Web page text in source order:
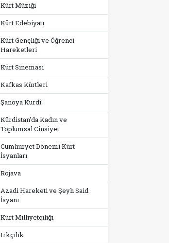
Kürt Müziği
Kürt Edebiyatı
Kürt Gençliği ve Öğrenci
Hareketleri
Kürt Sineması
Kafkas Kürtleri
Şanoya Kurdî
Kürdistan'da Kadın ve
Toplumsal Cinsiyet
Cumhuryet Dönemi Kürt
İsyanları
Rojava
Azadi Hareketi ve Şeyh Said
İsyanı
Kürt Milliyetçiliği
Irkçılık